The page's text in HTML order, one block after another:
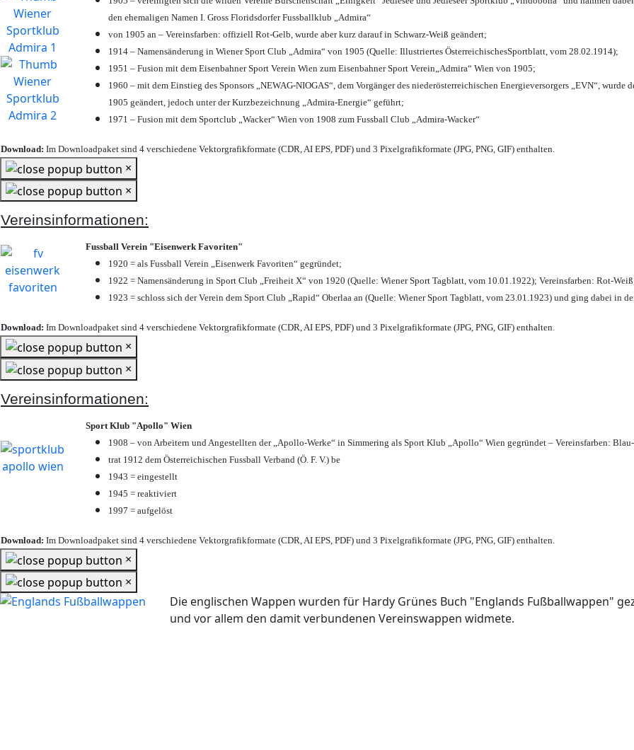
den ehemaligen Namen I. Gross Floridsdorfer Fussballklub „Admira“
von 1905 an – Vereinsfarben: offiziell Rot-Gelb, wurde aber kurz darauf in Schwarz-Weiß geändert;
1914 – Namensänderung in Wiener Sport Club „Admira“ von 1905 (Quelle: Illustriertes ÖsterreichischesSportblatt, vom 28.02.1914);
1951 – Fusion mit dem Eisenbahner Sport Verein Wien zum Eisenbahner Sport Verein„Admira“ Wien von 1905;
1960 – mit dem Einstieg des Sponsors „NEWAG-NIOGAS“, dem Vorgänger des niederösterreichischen Energieversorgers „EVN“,
1905 geändert, jedoch unter der Kurzbezeichnung „Admira-Energie“ geführt;
1971 – Fusion mit dem Sportclub „Wacker“ Wien von 1908 zum Fussball Club „Admira-Wacker“
Download: Im Downloadpaket sind 4 verschiedene Vektorgrafikformate (CDR, AI EPS, PDF) und 3 Pixelgrafikformate (JPG, PNG, GIF) enthalten.
×
×
Vereinsinformationen:
Fussball Verein "Eisenwerk Favoriten"
1920 = als Fussball Verein „Eisenwerk Favoriten“ gegründet;
1922 = Namensänderung in Sport Club „Freiheit X“ von 1920 (Quelle: Wiener Sport Tagblatt, vom 10.01.1922); Vereinsfarben: Rot-
1923 = schloss sich der Verein dem Sport Club „Rapid“ Oberlaa an (Quelle: Wiener Sport Tagblatt, vom 23.01.1923) und ging dabei in
Download: Im Downloadpaket sind 4 verschiedene Vektorgrafikformate (CDR, AI EPS, PDF) und 3 Pixelgrafikformate (JPG, PNG, GIF) enthalten.
×
×
Vereinsinformationen:
Sport Klub "Apollo" Wien
1908 – von Arbeitern und Angestellten der „Apollo-Werke“ in Simmering als Sport Klub „Apollo“ Wien gegründet – Vereinsfarben:
trat 1912 dem Österreichischen Fussball Verband (Ö. F. V.) be
1943 = eingestellt
1945 = reaktiviert
1997 = aufgelöst
Download: Im Downloadpaket sind 4 verschiedene Vektorgrafikformate (CDR, AI EPS, PDF) und 3 Pixelgrafikformate (JPG, PNG, GIF) enthalten.
×
×
Die englischen Wappen wurden für Hardy Grünes Buch "Englands Fußballwappen"
und vor allem den damit verbundenen Vereinswappen widmete.